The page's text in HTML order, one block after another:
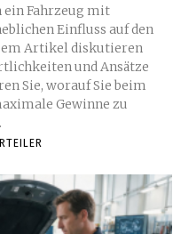
ein Fahrzeug mit
Einfluss auf den
Artikel diskutieren
und Ansätze
Sie, worauf Sie beim
Gewinne zu